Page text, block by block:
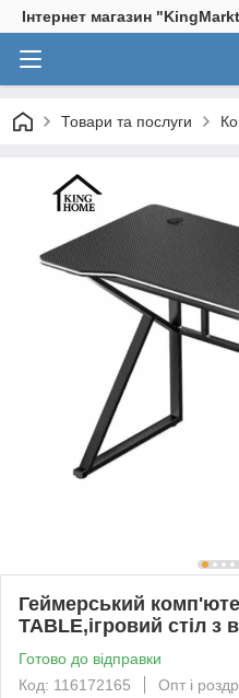
Інтернет магазин
Товари та послуги
Геймерський
TABLE,ігровий стіл з
Готово до відправки
Код: 116172165
Опт і